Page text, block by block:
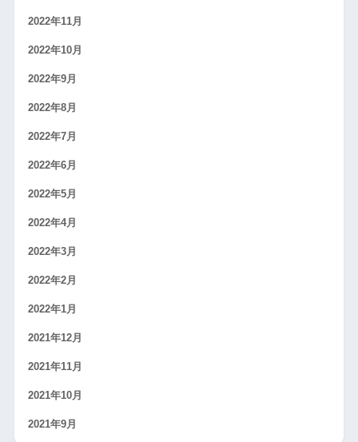
2022年11月
2022年10月
2022年9月
2022年8月
2022年7月
2022年6月
2022年5月
2022年4月
2022年3月
2022年2月
2022年1月
2021年12月
2021年11月
2021年10月
2021年9月